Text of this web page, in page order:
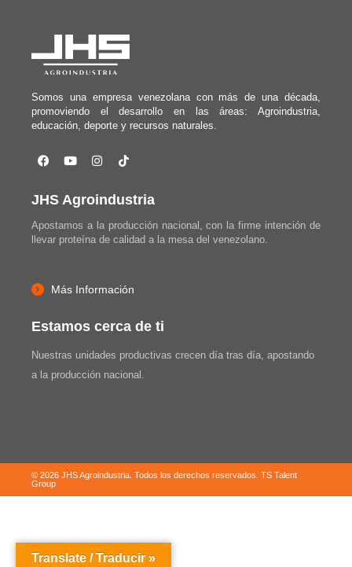
Somos una empresa venezolana con más de una década,
promoviendo el desarrollo en las áreas: Agroindustria,
educación, deporte y recursos naturales.
JHS Agroindustria
Apostamos a la producción nacional, con la firme intención de
llevar proteína de calidad a la mesa del venezolano.
Más Información
Estamos cerca de ti
Nuestras unidades productivas crecen día tras día, apostando
a la producción nacional.
© 2026 JHS Agroindustria. Todos los derechos reservados. TS Talent
Group
Translate / Traducir »